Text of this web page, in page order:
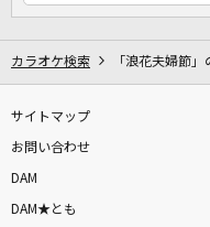
カラオ
カラオケ検索 「浪花夫婦節」
サイトマップ
お問い合わせ
DAM
DAM★とも